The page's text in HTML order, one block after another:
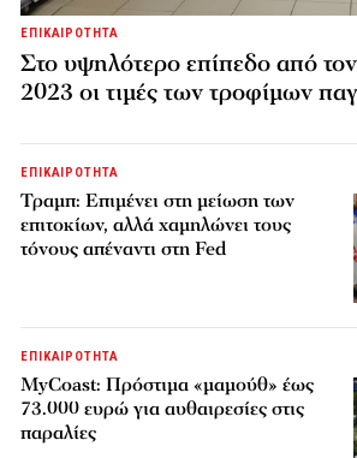
ΕΠΙΚΑΙΡΟΤΗΤΑ
Στο υψηλότερο επίπεδο από
2023 οι τιμές των τροφίμων
ΕΠΙΚΑΙΡΟΤΗΤΑ
Τραμπ: Επιμένει στη μείωση των
επιτοκίων, αλλά χαμηλώνει τους
τόνους απέναντι στη Fed
ΕΠΙΚΑΙΡΟΤΗΤΑ
MyCoast: Πρόστιμα «μαμούθ» έως
73.000 ευρώ για αυθαιρεσίες στις
παραλίες